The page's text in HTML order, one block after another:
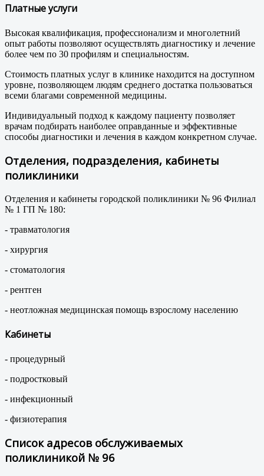
Платные услуги
Высокая квалификация, профессионализм и многолетний
опыт работы позволяют осуществлять диагностику и лечение
более чем по 30 профилям и специальностям.
Стоимость платных услуг в клинике находится на доступном
уровне, позволяющем людям среднего достатка пользоваться
всеми благами современной медицины.
Индивидуальный подход к каждому пациенту позволяет
врачам подбирать наиболее оправданные и эффективные
способы диагностики и лечения в каждом конкретном случае.
Отделения, подразделения, кабинеты
поликлиники
Отделения и кабинеты городской поликлиники № 96 Филиал
№ 1 ГП № 180:
- травматология
- хирургия
- стоматология
- рентген
- неотложная медицинская помощь взрослому населению
Кабинеты
- процедурный
- подростковый
- инфекционный
- физиотерапия
Список адресов обслуживаемых
поликлиникой № 96